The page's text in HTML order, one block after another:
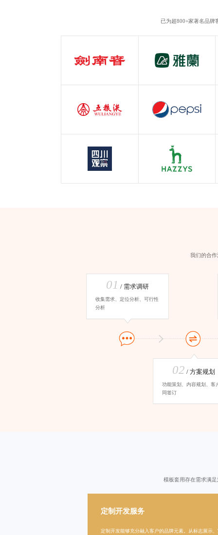
已为超800+家著名品牌
服装行业
四川观察
四川观察
哈吉斯
服装行业
我们的合
01 / 需求调研
收集需求、定位分析、可行性
分析
02 / 方案规划
功能策划、内容规划、客
同签订
模板套用存在需求满
定制开发服务
定制开发能够充分融入客户的品牌元素。从标志展示